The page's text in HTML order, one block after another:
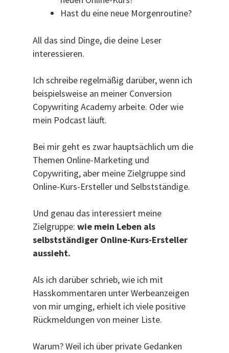
Hast du eine neue Morgenroutine?
All das sind Dinge, die deine Leser
interessieren.
Ich schreibe regelmäßig darüber, wenn ich
beispielsweise an meiner Conversion
Copywriting Academy arbeite. Oder wie
mein Podcast läuft.
Bei mir geht es zwar hauptsächlich um die
Themen Online-Marketing und
Copywriting, aber meine Zielgruppe sind
Online-Kurs-Ersteller und Selbstständige.
Und genau das interessiert meine
Zielgruppe: wie mein Leben als
selbstständiger Online-Kurs-Ersteller
aussieht.
Als ich darüber schrieb, wie ich mit
Hasskommentaren unter Werbeanzeigen
von mir umging, erhielt ich viele positive
Rückmeldungen von meiner Liste.
Warum? Weil ich über private Gedanken